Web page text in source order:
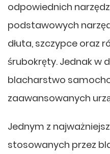
odpowiednich
podstawowych
dłuta, szczypce oraz
śrubokręty. Jednak w
blacharstwo
zaawansowanych
Jednym z
stosowanych przez